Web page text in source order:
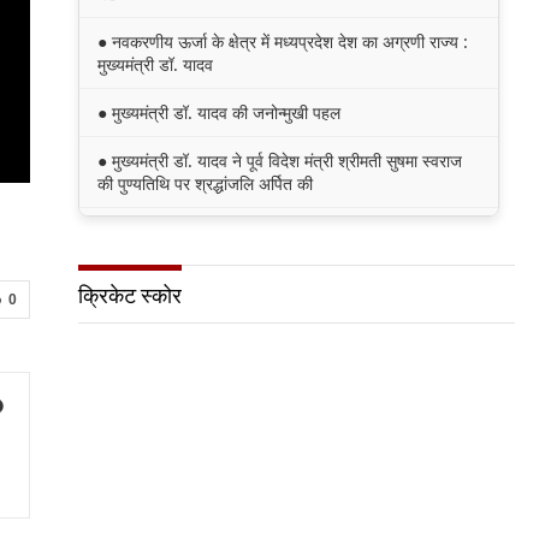
0
● नवकरणीय ऊर्जा के क्षेत्र में मध्यप्रदेश देश का अग्रणी राज्य :
मुख्यमंत्री डॉ. यादव
● मुख्यमंत्री डॉ. यादव की जनोन्मुखी पहल
● मुख्यमंत्री डॉ. यादव ने पूर्व विदेश मंत्री श्रीमती सुषमा स्वराज
की पुण्यतिथि पर श्रद्धांजलि अर्पित की
● मध्यप्रदेश में सृजन संवाद अभियान का शुभारंभ
क्रिकेट स्कोर